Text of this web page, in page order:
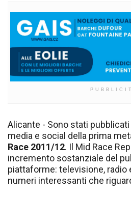
Alicante - Sono stati
media e social della prima
Race 2011/12. Il Mid Race
incremento sostanziale del
piattaforme: televisione, radio
numeri interessanti che